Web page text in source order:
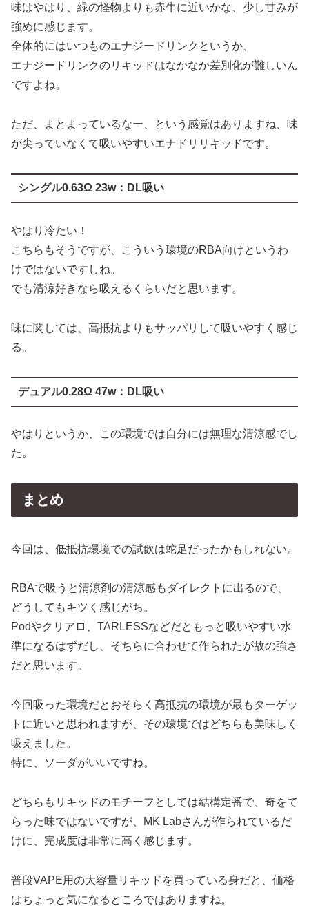
味はやはり、緑の怪物よりも赤牛に近いかな、少し甘みが
強めに感じます。
全体的にはいつものエナジードリンクというか、
エナジードリンクのリキッドはなかなか差別化が難しいん
ですよね。
ただ、まとまっているなー、という感覚はありますね、味
が尖っていなくて吸いやすいエナドリリキッドです。
シングル0.63Ω 23w：DL吸い
やはり冷たい！
こちらもそうですが、こういう環境のRBA向けというわ
けではないですしね。
でも清涼好きなら吸えるくらいだと思います。
味に関しては、高抵抗よりもサッパリして吸いやすく感じ
る。
デュアル0.28Ω 47w：DL吸い
やはりというか、この環境では自分には無理な清涼感でし
た。
まとめ
今回は、低抵抗環境での試飲は蛇足だったかもしれない。
RBAで吸うと清涼剤の清涼感もダイレクトに出るので、
どうしてもキツく感じがち。
Podやクリアロ、TARLESSなどだともっと吸いやすい水
準になるはずだし、そちらに合わせて作られたが故の強さ
だと思います。
今回吸った環境だとおそらく高抵抗の環境が最もターゲッ
トに近いと思われますが、その環境ではどちらも美味しく
吸えました。
特に、ソーダがいいですね。
どちらもリキッドのモチーフとしては結構定番で、奇をて
らった味ではないですが、MK Labさんが作られているだ
けに、完成度は非常に高く感じます。
普段VAPE用の大容量リキッドを買っている身だと、価格
はちょっと気になるところではありますね。